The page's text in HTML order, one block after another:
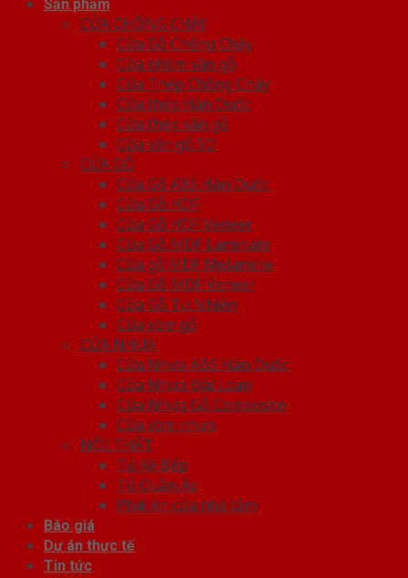
Sản phẩm
CỬA CHỐNG CHÁY
Cửa Gỗ Chống Cháy
Cửa nhôm vân gỗ
Cửa Thép Chống Cháy
Cửa thép Hàn Quốc
Cửa thép vân gỗ
Cửa vân gỗ 5D
CỬA GỖ
Cửa Gỗ ABS Hàn Quốc
Cửa Gỗ HDF
Cửa Gỗ HDF Veneer
Cửa Gỗ MDF Laminate
Cửa gỗ MDF Melamine
Cửa Gỗ MDF Veneer
Cửa Gỗ Tự Nhiên
Cửa vòm gỗ
CỬA NHỰA
Cửa Nhựa ABS Hàn Quốc
Cửa Nhựa Đài Loan
Cửa Nhựa Gỗ Composite
Cửa vòm nhựa
NỘI THẤT
Tủ Kệ Bếp
Tủ Quần Áo
Phụ kiện cửa nhà tắm
Báo giá
Dự án thực tế
Tin tức